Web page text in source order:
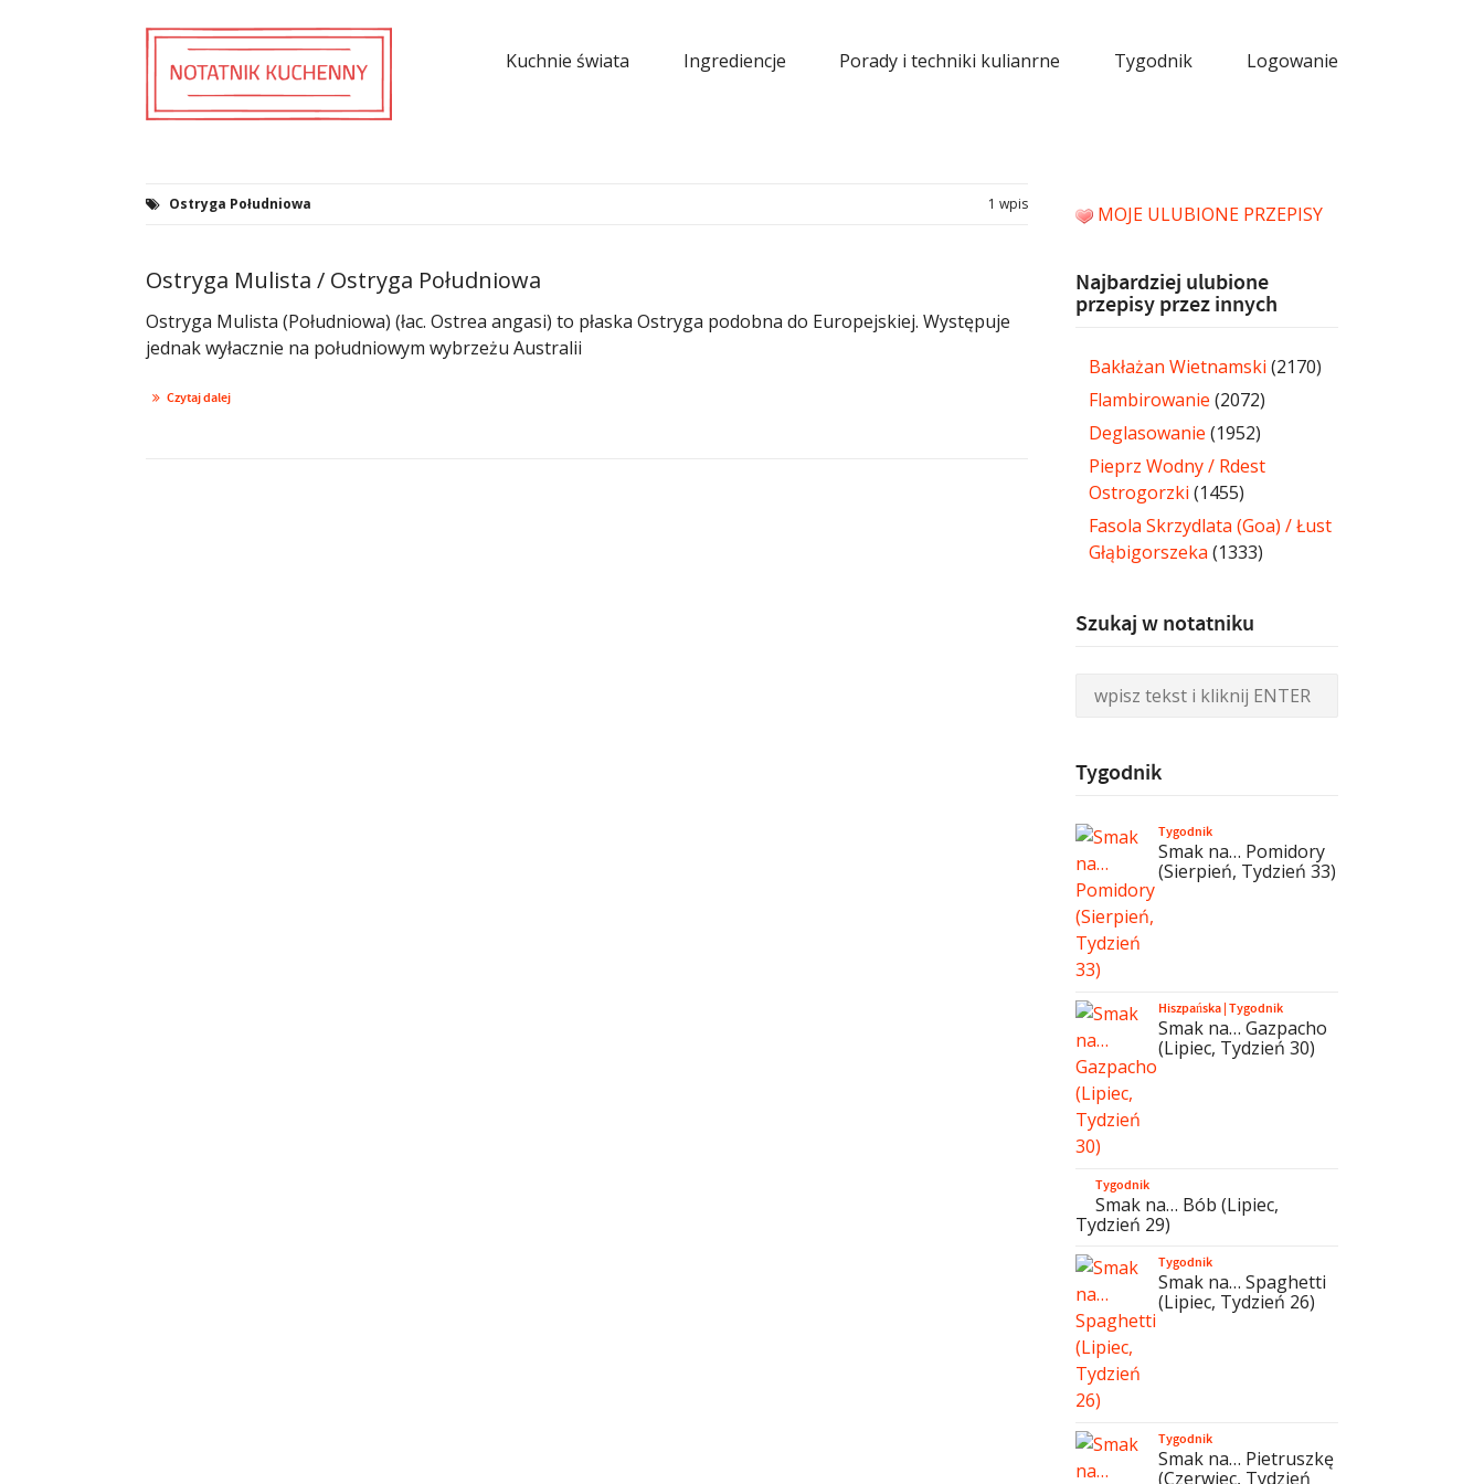
Kuchnie świata Ingrediencje Porady i techniki kulianrne Tygodnik Logowanie
Ostryga Południowa 1 wpis
Ostryga Mulista / Ostryga Południowa
Ostryga Mulista (Południowa) (łac. Ostrea angasi) to płaska Ostryga podobna do Europejskiej. Występuje
jednak wyłacznie na południowym wybrzeżu Australii
Czytaj dalej
MOJE ULUBIONE PRZEPISY
Najbardziej ulubione
przepisy przez innych
Bakłażan Wietnamski (2170)
Flambirowanie (2072)
Deglasowanie (1952)
Pieprz Wodny / Rdest
Ostrogorzki (1455)
Fasola Skrzydlata (Goa) / Łust
Głąbigorszeka (1333)
Szukaj w notatniku
Tygodnik
Tygodnik
Smak na… Pomidory
(Sierpień, Tydzień 33)
Hiszpańska|Tygodnik
Smak na… Gazpacho
(Lipiec, Tydzień 30)
Tygodnik
Smak na… Bób (Lipiec,
Tydzień 29)
Tygodnik
Smak na… Spaghetti
(Lipiec, Tydzień 26)
Tygodnik
Smak na… Pietruszkę
(Czerwiec, Tydzień